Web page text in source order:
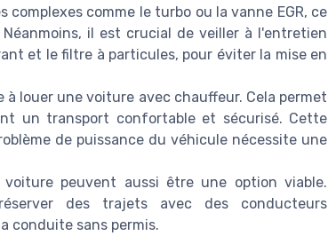
comme le turbo ou la vanne EGR, ce
il est crucial de veiller à l'entretien
et le filtre à particules, pour éviter la mise en
louer une voiture avec chauffeur. Cela permet
un transport confortable et sécurisé. Cette
de puissance du véhicule nécessite une
peuvent aussi être une option viable.
des trajets avec des conducteurs
conduite sans permis.